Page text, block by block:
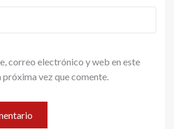
correo electrónico y web en este
vez que comente.